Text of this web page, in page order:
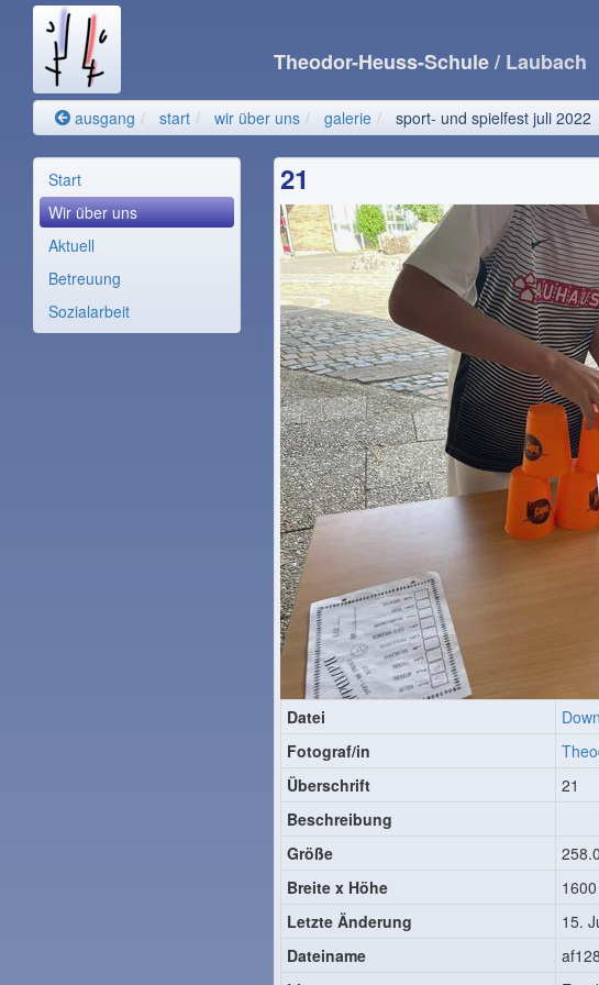
Theodor-Heuss-Schule/ Laubach
ausgang start wir über uns galerie sport- und spielfest juli 2022
Start
Wir über uns
Aktuell
Betreuung
Sozialarbeit
21
Datei
Fotograf/in
Überschrift
21
Beschreibung
Größe
Breite x Höhe
Letzte Änderung
15.
Dateiname